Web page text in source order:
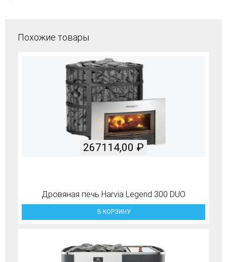
Похожие товары
Дровяная печь Harvia Legend 300 DUO
267114,00 ₽
В КОРЗИНУ